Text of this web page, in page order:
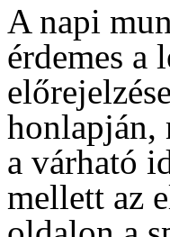
A napi
érdemes a
honlapján,
a várható
mellett az